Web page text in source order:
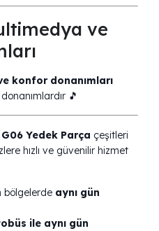
ve konfor donanımları
🎵
BMW X6 G06 Yedek Parça çeşitleri
hızlı ve güvenilir hizmet
bölgelerde aynı gün
ile aynı gün